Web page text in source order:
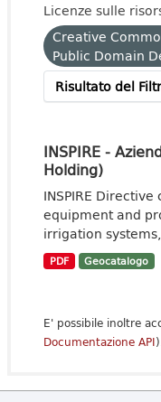
Licenze sulle
Creative
Public Domain
Risultato del
INSPIRE -
Holding)
INSPIRE
equipment and
irrigation
PDF Geocatalogo
E' possibile inoltre
Documentazione API